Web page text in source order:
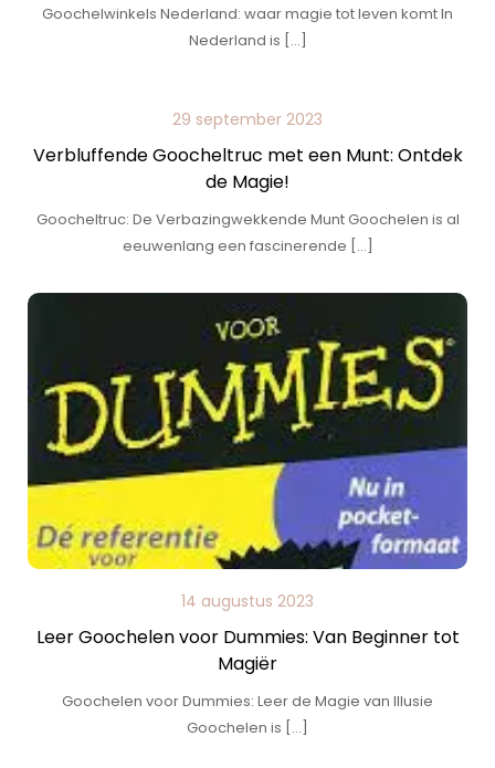
Goochelwinkels Nederland: waar magie tot leven komt In
Nederland is […]
29 september 2023
Verbluffende Goocheltruc met een Munt: Ontdek
de Magie!
Goocheltruc: De Verbazingwekkende Munt Goochelen is al
eeuwenlang een fascinerende […]
14 augustus 2023
Leer Goochelen voor Dummies: Van Beginner tot
Magiër
Goochelen voor Dummies: Leer de Magie van Illusie
Goochelen is […]